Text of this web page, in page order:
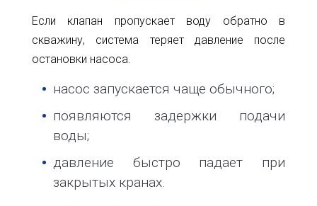
Если клапан пропускает воду обратно в
скважину, система теряет давление после
остановки насоса.
насос запускается чаще обычного;
появляются задержки подачи
воды;
давление быстро падает при
закрытых кранах.